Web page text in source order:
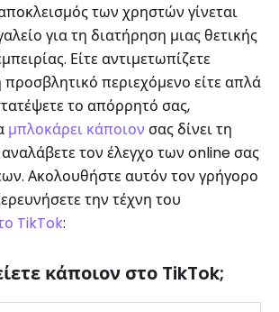
των χρηστών γίνεται
για τη διατήρηση μιας θετικής
Είτε αντιμετωπίζετε
περιεχόμενο είτε απλά
το απόρρητό σας,
μπλοκάρει κάποιον σας δίνει τη
τον έλεγχο των online σας
Ακολουθήστε αυτόν τον γρήγορο
την τέχνη του
TikTok:
κάποιον στο TikTok;